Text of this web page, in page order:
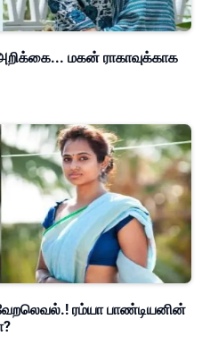
மகன் ராகாவுக்காக
ரம்யா பாண்டியனின்